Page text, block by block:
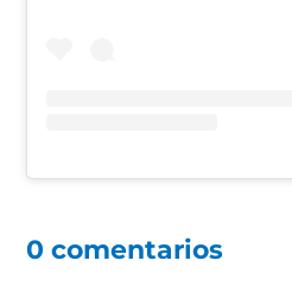
0 comentarios